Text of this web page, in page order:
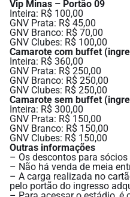
Vip Minas – Portão 09
Inteira: R$ 100,00
GNV Prata: R$ 45,00
GNV Branco: R$ 70,00
GNV Clubes: R$ 100,00
Camarote com buffet
Inteira: R$ 360,00
GNV Prata: R$ 250,00
GNV Branco: R$ 250,00
GNV Clubes: R$ 250,00
Camarote sem buffet
Inteira: R$ 300,00
GNV Prata: R$ 150,00
GNV Branco: R$ 150,00
GNV Clubes: R$ 150,00
Outras informações
– Os descontos para
– Não há venda de meia
– A carga realizada no
pelo portão do ingresso